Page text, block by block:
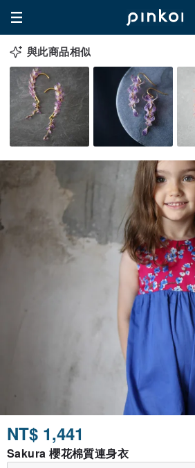
與此商品相似
NT$ 1,441
Sakura 櫻花棉質連身衣